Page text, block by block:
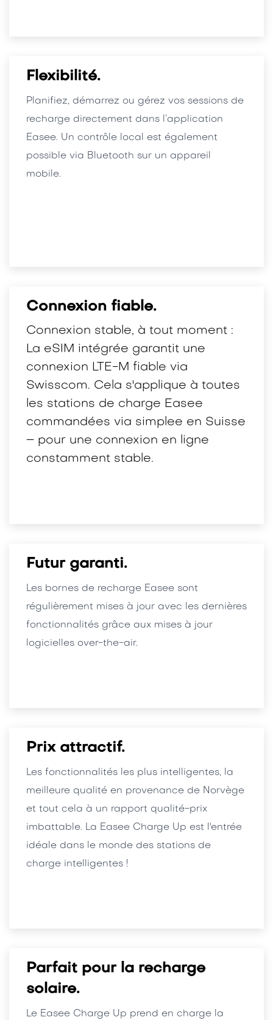
Flexibilité.
Planifiez, démarrez ou gérez vos sessions de
recharge directement dans l’application
Easee. Un contrôle local est également
possible via Bluetooth sur un appareil
mobile.
Connexion fiable.
Connexion stable, à tout moment :
La eSIM intégrée garantit une
connexion LTE-M fiable via
Swisscom. Cela s'applique à toutes
les stations de charge Easee
commandées via simplee en Suisse
– pour une connexion en ligne
constamment stable.
Futur garanti.
Les bornes de recharge Easee sont
régulièrement mises à jour avec les dernières
fonctionnalités grâce aux mises à jour
logicielles over-the-air.
Prix attractif.
Les fonctionnalités les plus intelligentes, la
meilleure qualité en provenance de Norvège
et tout cela à un rapport qualité-prix
imbattable. La Easee Charge Up est l'entrée
idéale dans le monde des stations de
charge intelligentes !
Parfait pour la recharge
solaire.
Le Easee Charge Up prend en charge la